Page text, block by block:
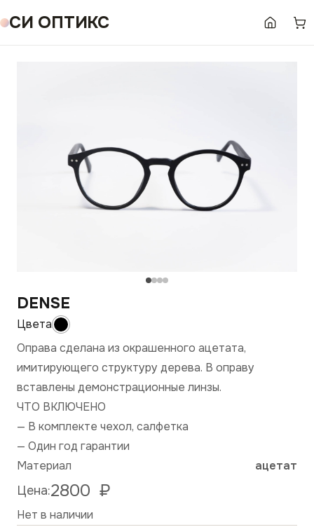
СИ ОПТИКС
DENSE
Оправа сделана из окрашенного ацетата,
имитирующего структуру дерева. В оправу
вставлены демонстрационные линзы.
ЧТО ВКЛЮЧЕНО
— В комплекте чехол, салфетка
— Один год гарантии
Материал
ацетат
Цена:2800 ₽
Нет в наличии